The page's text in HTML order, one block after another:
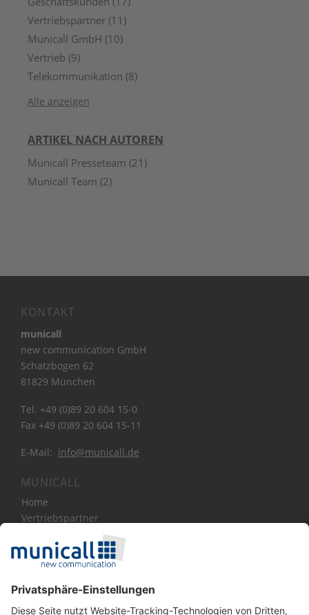
Vertriebspartner (11)
Municall GmbH (10)
Vertrieb (9)
Telekommunikation (8)
Alle anzeigen
ARTIKEL NACH AUTOREN
Municall Presseteam (21)
Municall Team (2)
KONTAKT
municall
new communication GmbH
Schatzbogen 62
81829 München
Tel. +49 (0)89 20 604 15-0
Fax +49 (0)89 20 604 15-11
E-Mail: info@municall.de
MUNICALL
Home
Vertriebspartner
Über Uns
News
Kontakt